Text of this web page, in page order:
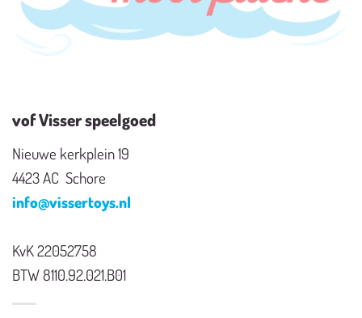
vof Visser speelgoed
Nieuwe kerkplein 19
4423 AC Schore
info@vissertoys.nl
KvK 22052758
BTW 8110.92.021.B01